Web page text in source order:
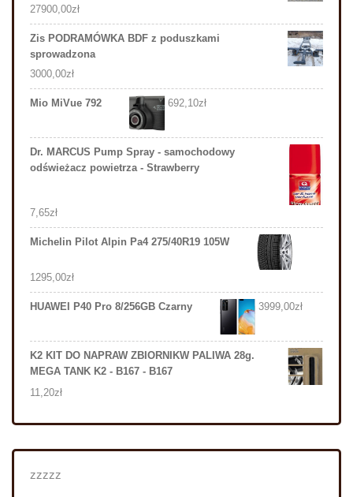
27900,00zł
Zis PODRAMÓWKA BDF z poduszkami
sprowadzona
3000,00zł
Mio MiVue 792 692,10zł
Dr. MARCUS Pump Spray - samochodowy
odświeżacz powietrza - Strawberry
7,65zł
Michelin Pilot Alpin Pa4 275/40R19 105W
1295,00zł
HUAWEI P40 Pro 8/256GB Czarny 3999,00zł
K2 KIT DO NAPRAW ZBIORNIKW PALIWA 28g.
MEGA TANK K2 - B167 - B167
11,20zł
zzzzz